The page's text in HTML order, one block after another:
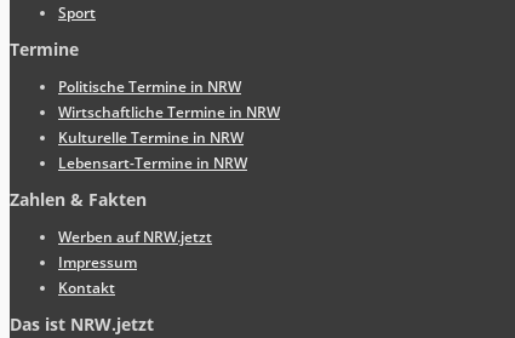
Sport
Termine
Politische Termine in NRW
Wirtschaftliche Termine in NRW
Kulturelle Termine in NRW
Lebensart-Termine in NRW
Zahlen & Fakten
Werben auf NRW.jetzt
Impressum
Kontakt
Das ist NRW.jetzt